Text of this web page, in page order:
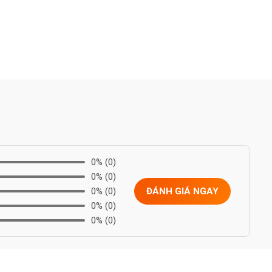
0% (0)
0% (0)
0% (0)
0% (0)
0% (0)
ĐÁNH GIÁ NGAY